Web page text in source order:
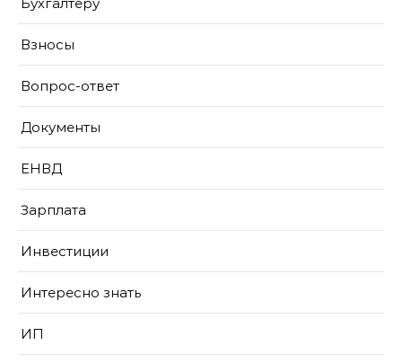
Взносы
Вопрос-ответ
Документы
ЕНВД
Зарплата
Инвестиции
Интересно знать
ИП